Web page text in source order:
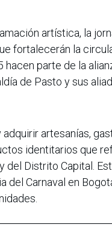
artística, la
fortalecerán la
hacen parte de la
de Pasto y sus
artesanías,
identitarios que
del Distrito Capital.
del Carnaval en